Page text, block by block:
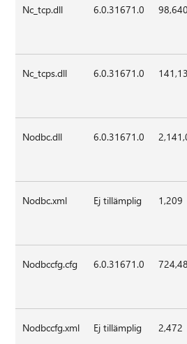
Nc_tcp.dll 6.0.31671.0 98,640
Nc_tcps.dll 6.0.31671.0
Nodbc.dll 6.0.31671.0
Nodbc.xml Ej tillämplig 1,209
Nodbccfg.cfg 6.0.31671.0
Nodbccfg.xml Ej tillämplig 2,472